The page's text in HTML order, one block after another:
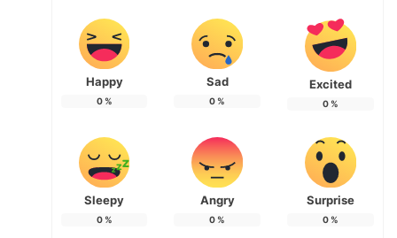
Happy
0%
Sad
0%
Excited
0%
Sleepy
0%
Angry
0%
Surprise
0%